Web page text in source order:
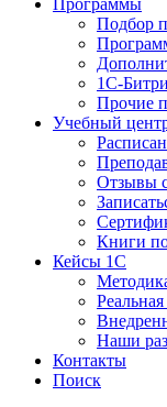
Программы
Подбор
1С-
Прочие
Учебный
Отзывы
Книги
Кейсы 1С
Наши
Контакты
Поиск